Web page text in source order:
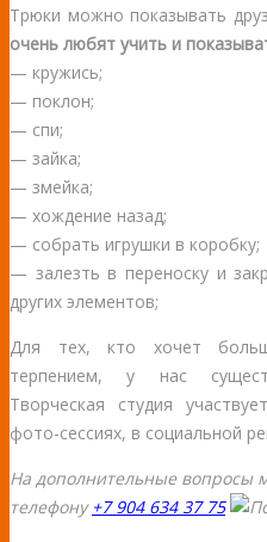
Трюки можно показывать
очень любят учить и
— кружись;
— поклон;
— спи;
— зайка;
— змейка;
— хождение назад;
— собрать игрушки в коробку;
— залезть в переноску и
других элементов;
Для тех, кто хочет
терпением, у нас
Творческая студия
фото-сессиях, в социальной
На дополнительные вопросы
телефону +7 904 634 37 75